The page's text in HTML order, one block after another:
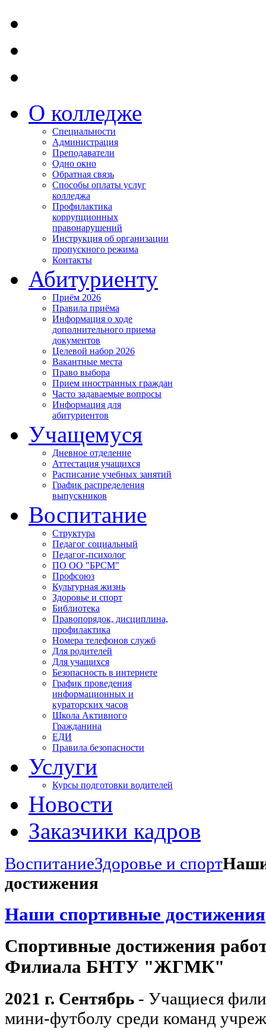
О колледже
Специальности
Администрация
Преподаватели
Одно окно
Обратная связь
Способы оплаты услуг
колледжа
Профилактика
коррупционных
правонарушений
Инструкция об организации
пропускного режима
Контакты
Абитуриенту
Приём 2026
Правила приёма
Информация о ходе
дополнительного приема
документов
Целевой набор 2026
Вакантные места
Право выбора
Прием иностранных граждан
Часто задаваемые вопросы
Информация для
абитуриентов
Учащемуся
Дневное отделение
Аттестация учащихся
Расписание учебных занятий
График распределения
выпускников
Воспитание
Структура
Педагог социальный
Педагог-психолог
ПО ОО "БРСМ"
Профсоюз
Культурная жизнь
Здоровье и спорт
Библиотека
Правопорядок, дисциплина,
профилактика
Номера телефонов служб
Для родителей
Для учащихся
Безопасность в интернете
График проведения
информационных и
кураторских часов
Школа Активного
Гражданина
ЕДИ
Правила безопасности
Услуги
Курсы подготовки водителей
Новости
Заказчики кадров
ВоспитаниеЗдоровье и спорт
достижения
Наши спортивные достижения
Спортивные достижения
Филиала БНТУ "ЖГМК"
2021 г. Сентябрь - Учащиеся
мини-футболу среди команд